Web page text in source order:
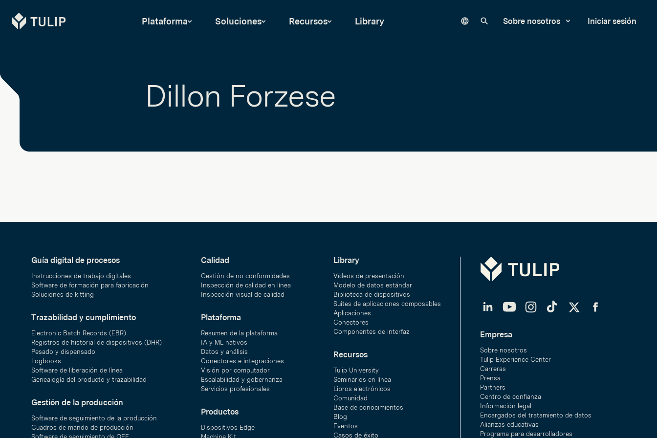
Tulip Plataforma Soluciones Recursos Library LanguageBuscar en nuestro sitio
Sobre nosotros Iniciar sesión
Dillon Forzese
Guía digital de procesos
Instrucciones de trabajo digitales
Software de formación para fabricación
Soluciones de kitting
Trazabilidad y cumplimiento
Electronic Batch Records (EBR)
Registros de historial de dispositivos (DHR)
Pesado y dispensado
Logbooks
Software de liberación de línea
Genealogía del producto y trazabilidad
Gestión de la producción
Software de seguimiento de la producción
Cuadros de mando de producción
Calidad
Gestión de no conformidades
Inspección de calidad en línea
Inspección visual de calidad
Plataforma
Resumen de la plataforma
IA y ML nativos
Datos y análisis
Conectores e integraciones
Visión por computador
Escalabilidad y gobernanza
Servicios profesionales
Productos
Dispositivos Edge
Library
Vídeos de presentación
Modelo de datos estándar
Biblioteca de dispositivos
Suites de aplicaciones composables
Aplicaciones
Conectores
Componentes de interfaz
Recursos
Tulip University
Seminarios en línea
Libros electrónicos
Comunidad
Base de conocimientos
Blog
Eventos
Casos de éxito
Tulip
LinkedInYouTubeInstagramTikTokTwitterFacebook
Empresa
Sobre nosotros
Tulip Experience Center
Carreras
Prensa
Partners
Centro de confianza
Información legal
Encargados del tratamiento de datos
Alianzas educativas
Programa para desarrolladores